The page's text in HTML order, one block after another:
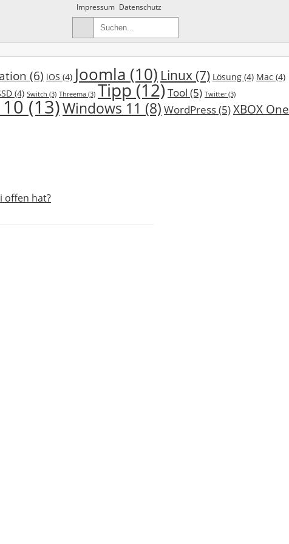
Impressum Datenschutz
(6) iOS (4) Joomla (10) Linux(7) Lösung (4) Mac (4)
(4) Switch (3) Threema (3) Tipp(12)Tool (5) Twitter(3)
(13)Windows 11 (8) WordPress(5)XBOX One
offen hat?